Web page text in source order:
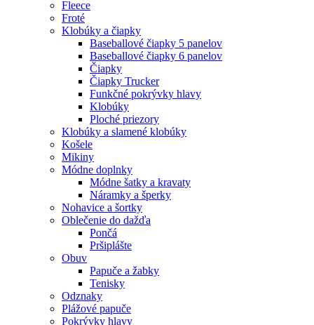
Fleece
Froté
Klobúky a čiapky
Baseballové čiapky 5 panelov
Baseballové čiapky 6 panelov
Čiapky
Čiapky Trucker
Funkčné pokrývky hlavy
Klobúky
Ploché priezory
Klobúky a slamené klobúky
Košele
Mikiny
Módne doplnky
Módne šatky a kravaty
Náramky a šperky
Nohavice a šortky
Oblečenie do dažďa
Pončá
Pršiplášte
Obuv
Papuče a žabky
Tenisky
Odznaky
Plážové papuče
Pokrývky hlavy